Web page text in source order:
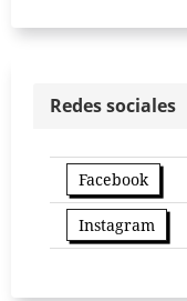
Redes sociales
Facebook
Instagram